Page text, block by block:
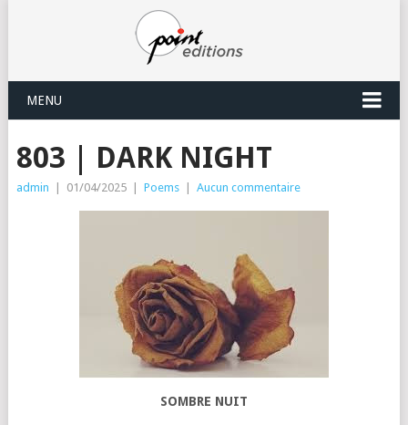
MENU
803 | DARK NIGHT
admin 01/04/2025 Poems Aucun commentaire
SOMBRE NUIT